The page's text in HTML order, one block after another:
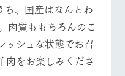
ち、国産はなんとわ
肉質ももちろんのこ
ッシュな状態でお召
肉をお楽しみくださ